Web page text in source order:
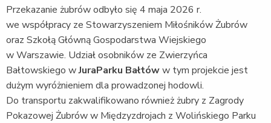
Przekazanie żubrów odbyło się 4 maja 2026 r.
we współpracy ze Stowarzyszeniem Miłośników Żubrów
oraz Szkołą Główną Gospodarstwa Wiejskiego
w Warszawie. Udział osobników ze Zwierzyńca
Bałtowskiego wJuraParku Bałtóww tym projekcie jest
dużym wyróżnieniem dla prowadzonej hodowli.
Do transportu zakwalifikowano również żubry z Zagrody
Pokazowej Żubrów w Międzyzdrojach z Wolińskiego Parku